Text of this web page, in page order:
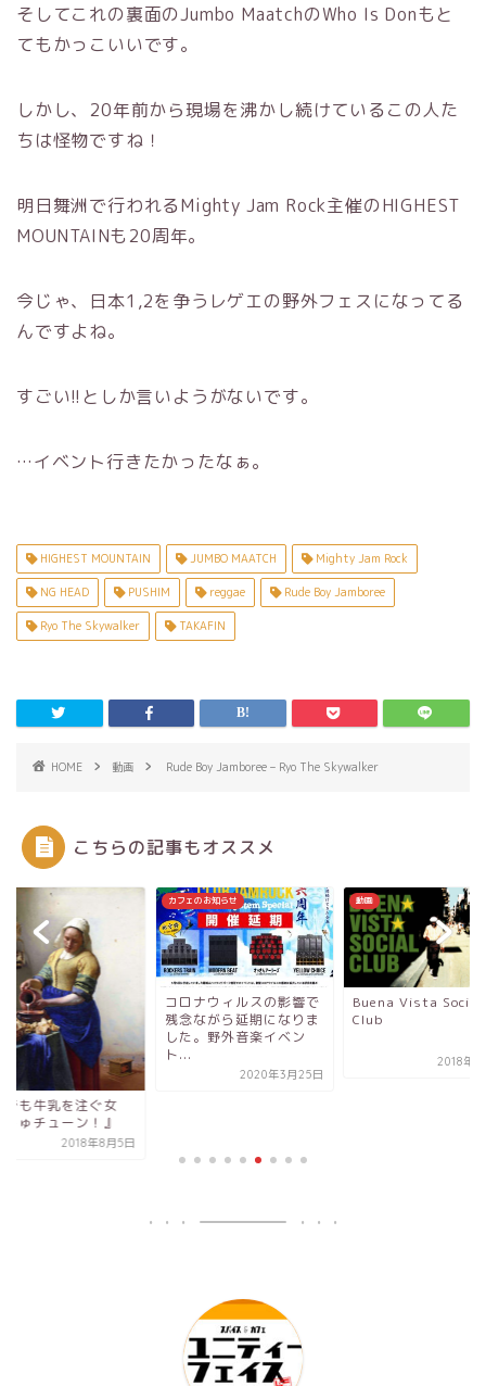
そしてこれの裏面のJumbo MaatchのWho Is Donもと
てもかっこいいです。
しかし、20年前から現場を沸かし続けているこの人た
ちは怪物ですね！
明日舞洲で行われるMighty Jam Rock主催のHIGHEST
MOUNTAINも20周年。
今じゃ、日本1,2を争うレゲエの野外フェスになってる
んですよね。
すごい!!としか言いようがないです。
…イベント行きたかったなぁ。
HIGHEST MOUNTAIN JUMBO MAATCH Mighty Jam Rock
NG HEAD PUSHIM reggae Rude Boy Jamboree
Ryo The Skywalker TAKAFIN
HOME 動画 Rude Boy Jamboree – Ryo The Skywalker
こちらの記事もオススメ
ウィルスの影響で
ながら延期になりま
。野外音楽イベン
2020年3月25日
動画
Buena Vista Social
Club
音楽
Manと、Stevie